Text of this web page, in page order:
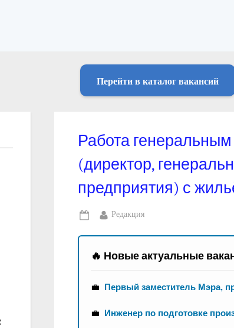
Перейти в каталог вакансий
Работа
(директор,
предприятия) с
Posted
on
By
Редакция
🔥 Новые актуальные
💼 Первый заместитель Мэра,
💼 Инженер по подготовке